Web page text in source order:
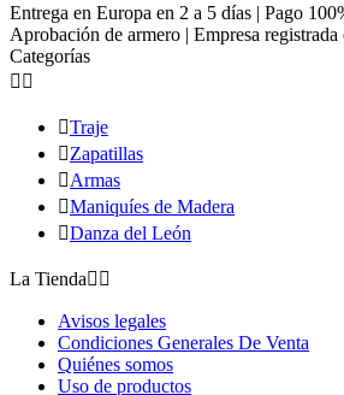
Entrega en Europa en 2 a 5 días | Pago
Aprobación de armero | Empresa
Categorías
 
Traje
Zapatillas
Armas
Maniquíes de Madera
Danza del León
La Tienda 
Avisos legales
Condiciones Generales De Venta
Quiénes somos
Uso de productos